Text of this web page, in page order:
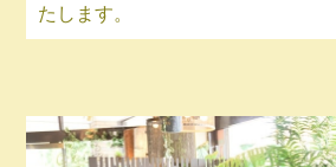
たします。